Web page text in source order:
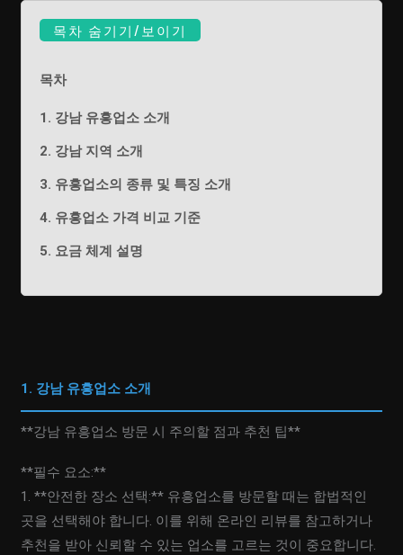
목차 숨기기/보이기
목차
1. 강남 유흥업소 소개
2. 강남 지역 소개
3. 유흥업소의 종류 및 특징 소개
4. 유흥업소 가격 비교 기준
5. 요금 체계 설명
1. 강남 유흥업소 소개
**강남 유흥업소 방문 시 주의할 점과 추천 팁**
**필수 요소:**
1. **안전한 장소 선택:** 유흥업소를 방문할 때는 합법적인
곳을 선택해야 합니다. 이를 위해 온라인 리뷰를 참고하거나
추천을 받아 신뢰할 수 있는 업소를 고르는 것이 중요합니다.